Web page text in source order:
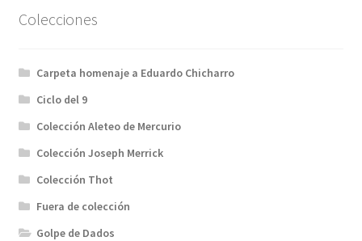
Colecciones
Carpeta homenaje a Eduardo Chicharro
Ciclo del 9
Colección Aleteo de Mercurio
Colección Joseph Merrick
Colección Thot
Fuera de colección
Golpe de Dados